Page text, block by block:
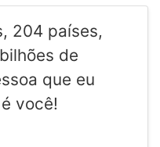
204 países,
de
que eu
você!